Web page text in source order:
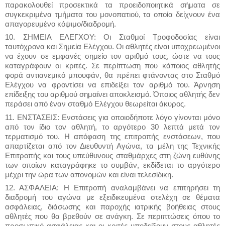
παρακολουθεί προσεκτικά τα προειδοποιητικά σήματα σε
συγκεκριμένα τμήματα του μονοπατιού, τα οποία δείχνουν ένα
απαγορευμένο κόψιμο/διαδρομή.
10. ΣΗΜΕΙΑ ΕΛΕΓΧΟΥ: Οι Σταθμοί Τροφοδοσίας είναι
ταυτόχρονα και Σημεία Ελέγχου. Οι αθλητές είναι υποχρεωμένοι
να έχουν σε εμφανές σημείο τον αριθμό τους, ώστε να τους
καταγράφουν οι κριτές. Σε περίπτωση που κάποιος αθλητής
φορά αντιανεμικό μπουφάν, θα πρέπει φτάνοντας στο Σταθμό
Ελέγχου να φροντίσει να επιδείξει τον αριθμό του. Άρνηση
επίδειξης του αριθμού σημαίνει αποκλεισμό. Όποιος αθλητής δεν
περάσει από έναν σταθμό Ελέγχου θεωρείται άκυρος.
11. ΕΝΣΤΑΣΕΙΣ: Ενστάσεις για οποιοδήποτε λόγο γίνονται μόνο
από τον ίδιο τον αθλητή, το αργότερο 30 λεπτά μετά τον
τερματισμό του. Η απόφαση της επιτροπής ενστάσεων, που
απαρτίζεται από τον Διευθυντή Αγώνα, τα μέλη της Τεχνικής
Επιτροπής και τους υπεύθυνους σταθμάρχες στη ζώνη ευθύνης
των οποίων καταγράφηκε το συμβάν, εκδίδεται το αργότερο
μέχρι την ώρα των απονομών και είναι τελεσίδικη.
12. ΑΣΦΑΛΕΙΑ: Η Επιτροπή αναλαμβάνει να επιτηρήσει τη
διαδρομή του αγώνα με εξειδικευμένα στελέχη σε θέματα
ασφάλειας, διάσωσης και παροχής ιατρικής βοήθειας στους
αθλητές που θα βρεθούν σε ανάγκη. Σε περιπτώσεις όπου το